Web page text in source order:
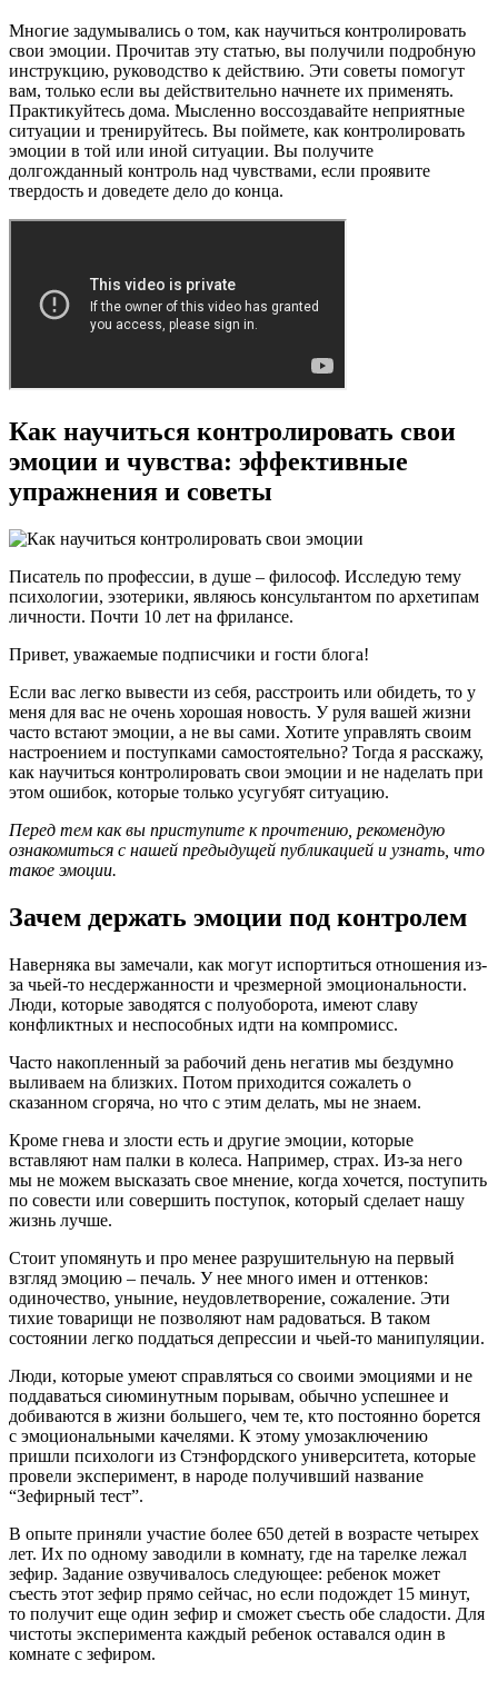
Многие задумывались о том, как научиться контролировать
свои эмоции. Прочитав эту статью, вы получили подробную
инструкцию, руководство к действию. Эти советы помогут
вам, только если вы действительно начнете их применять.
Практикуйтесь дома. Мысленно воссоздавайте неприятные
ситуации и тренируйтесь. Вы поймете, как контролировать
эмоции в той или иной ситуации. Вы получите
долгожданный контроль над чувствами, если проявите
твердость и доведете дело до конца.
Как научиться контролировать свои
эмоции и чувства: эффективные
упражнения и советы
Писатель по профессии, в душе – философ. Исследую тему
психологии, эзотерики, являюсь консультантом по архетипам
личности. Почти 10 лет на фрилансе.
Привет, уважаемые подписчики и гости блога!
Если вас легко вывести из себя, расстроить или обидеть, то у
меня для вас не очень хорошая новость. У руля вашей жизни
часто встают эмоции, а не вы сами. Хотите управлять своим
настроением и поступками самостоятельно? Тогда я расскажу,
как научиться контролировать свои эмоции и не наделать при
этом ошибок, которые только усугубят ситуацию.
Перед тем как вы приступите к прочтению, рекомендую
ознакомиться с нашей предыдущей публикацией и узнать, что
такое эмоции.
Зачем держать эмоции под контролем
Наверняка вы замечали, как могут испортиться отношения из-
за чьей-то несдержанности и чрезмерной эмоциональности.
Люди, которые заводятся с полуоборота, имеют славу
конфликтных и неспособных идти на компромисс.
Часто накопленный за рабочий день негатив мы бездумно
выливаем на близких. Потом приходится сожалеть о
сказанном сгоряча, но что с этим делать, мы не знаем.
Кроме гнева и злости есть и другие эмоции, которые
вставляют нам палки в колеса. Например, страх. Из-за него
мы не можем высказать свое мнение, когда хочется, поступить
по совести или совершить поступок, который сделает нашу
жизнь лучше.
Стоит упомянуть и про менее разрушительную на первый
взгляд эмоцию – печаль. У нее много имен и оттенков:
одиночество, уныние, неудовлетворение, сожаление. Эти
тихие товарищи не позволяют нам радоваться. В таком
состоянии легко поддаться депрессии и чьей-то манипуляции.
Люди, которые умеют справляться со своими эмоциями и не
поддаваться сиюминутным порывам, обычно успешнее и
добиваются в жизни большего, чем те, кто постоянно борется
с эмоциональными качелями. К этому умозаключению
пришли психологи из Стэнфордского университета, которые
провели эксперимент, в народе получивший название
“Зефирный тест”.
В опыте приняли участие более 650 детей в возрасте четырех
лет. Их по одному заводили в комнату, где на тарелке лежал
зефир. Задание озвучивалось следующее: ребенок может
съесть этот зефир прямо сейчас, но если подождет 15 минут,
то получит еще один зефир и сможет съесть обе сладости. Для
чистоты эксперимента каждый ребенок оставался один в
комнате с зефиром.